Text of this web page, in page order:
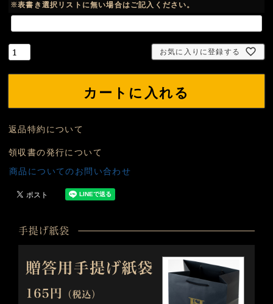
※表書き選択リストに無い場合はご記入ください。
お気に入りに登録する
カートに入れる
返品特約について
領収書の発行について
商品についてのお問い合わせ